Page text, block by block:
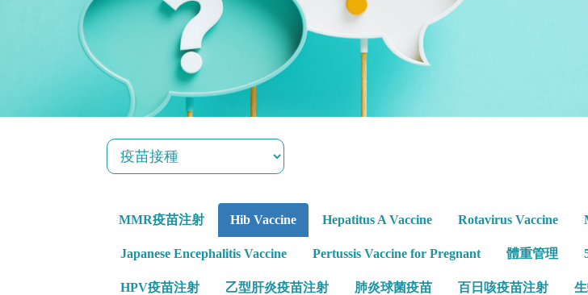
MMR疫苗注射 Hib Vaccine Hepatitus A Vaccine Rotavirus Vaccine
Japanese Encephalitis Vaccine Pertussis Vaccine for Pregnant 體重管理
HPV疫苗注射 乙型肝炎疫苗注射 肺炎球菌疫苗 百日咳疫苗注射